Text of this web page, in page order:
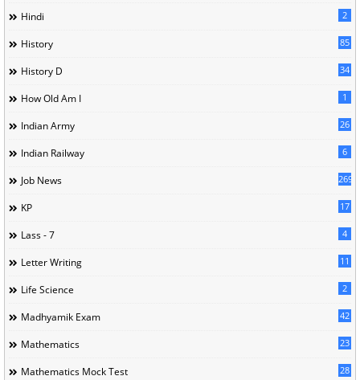
Hindi 2
History 85
History D 34
How Old Am I 1
Indian Army 26
Indian Railway 6
Job News 269
KP 17
Lass - 7 4
Letter Writing 11
Life Science 2
Madhyamik Exam 42
Mathematics 23
Mathematics Mock Test 28